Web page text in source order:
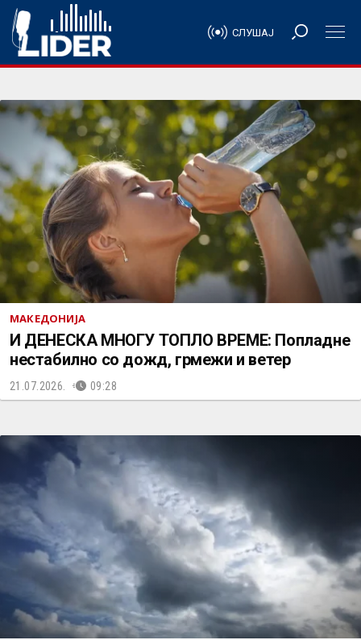
СЛУШАЈ
МАКЕДОНИЈА
И ДЕНЕСКА МНОГУ ТОПЛО ВРЕМЕ: Попладне
нестабилно со дожд, грмежи и ветер
21.07.2026. 09:28